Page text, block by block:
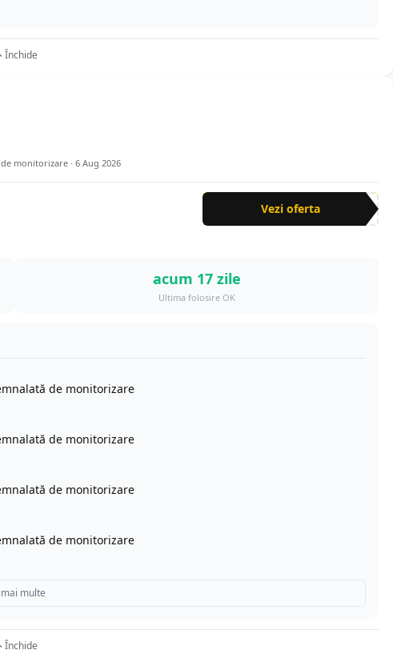
Închide
monitorizare · 6 Aug 2026
Vezi oferta
acum 17 zile
Ultima folosire OK
de monitorizare
de monitorizare
de monitorizare
de monitorizare
multe
Închide